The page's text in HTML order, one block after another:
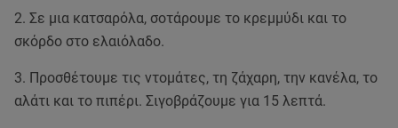
2. Σε μια κατσαρόλα, σοτάρουμε το κρεμμύδι και το
σκόρδο στο ελαιόλαδο.
3. Προσθέτουμε τις ντομάτες, τη ζάχαρη, την κανέλα, το
αλάτι και το πιπέρι. Σιγοβράζουμε για 15 λεπτά.